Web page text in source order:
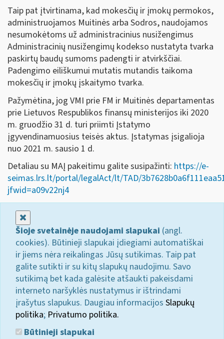
Taip pat įtvirtinama, kad mokesčių ir įmokų permokos,
administruojamos Muitinės arba Sodros, naudojamos
nesumokėtoms už administracinius nusižengimus
Administracinių nusižengimų kodekso nustatyta tvarka
paskirtų baudų sumoms padengti ir atvirkščiai.
Padengimo eiliškumui mutatis mutandis taikoma
mokesčių ir įmokų įskaitymo tvarka.
Pažymėtina, jog VMI prie FM ir Muitinės departamentas
prie Lietuvos Respublikos finansų ministerijos iki 2020
m. gruodžio 31 d. turi priimti Įstatymo
įgyvendinamuosius teisės aktus. Įstatymas įsigalioja
nuo 2021 m. sausio 1 d.
Detaliau su MAĮ pakeitimu galite susipažinti: https://e-
seimas.lrs.lt/portal/legalAct/lt/TAD/
jfwid=a09v22nj4
Šioje svetainėje naudojami slapukai (angl.
cookies). Būtinieji slapukai įdiegiami automatiškai
ir jiems nėra reikalingas Jūsų sutikimas. Taip pat
galite sutikti ir su kitų slapukų naudojimu. Savo
sutikimą bet kada galėsite atšaukti pakeisdami
interneto naršyklės nustatymus ir ištrindami
įrašytus slapukus. Daugiau informacijos Slapukų
politika; Privatumo politika.
Būtinieji slapukai